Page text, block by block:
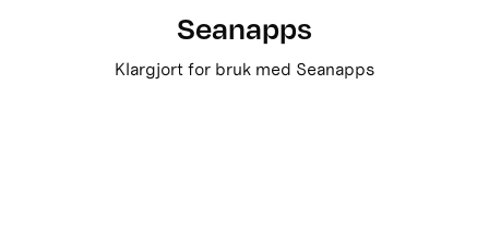
Seanapps
Klargjort for bruk med Seanapps